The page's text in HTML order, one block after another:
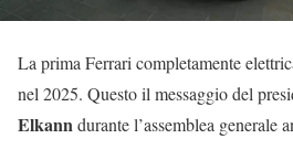
La prima Ferrari completamente
nel 2025. Questo il messaggio del
Elkanndurante l’assemblea generale